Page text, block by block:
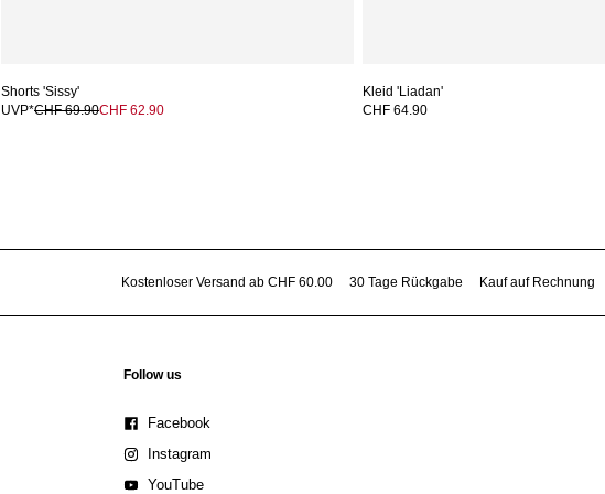
Shorts 'Sissy'
UVP*CHF 69.90CHF 62.90
Kleid 'Liadan'
CHF 64.90
Kostenloser Versand ab CHF 60.00 30 Tage Rückgabe Kauf auf Rechnung
Follow us
Facebook
Instagram
YouTube